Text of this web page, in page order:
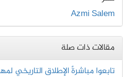
Azmi Salem
مقالات ذات صلة